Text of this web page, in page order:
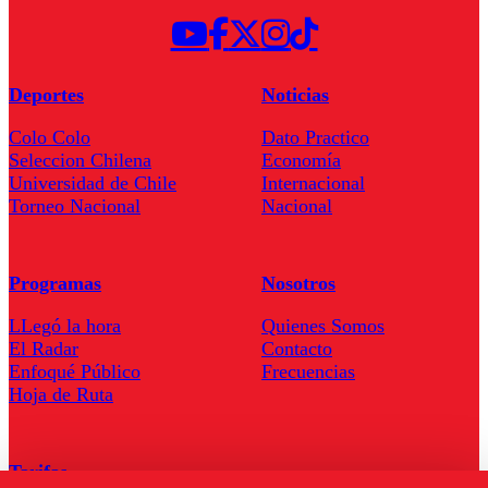
Deportes
Colo Colo
Seleccion Chilena
Universidad de Chile
Torneo Nacional
Noticias
Dato Practico
Economía
Internacional
Nacional
Programas
LLegó la hora
El Radar
Enfoqué Público
Hoja de Ruta
Nosotros
Quienes Somos
Contacto
Frecuencias
Tarifas